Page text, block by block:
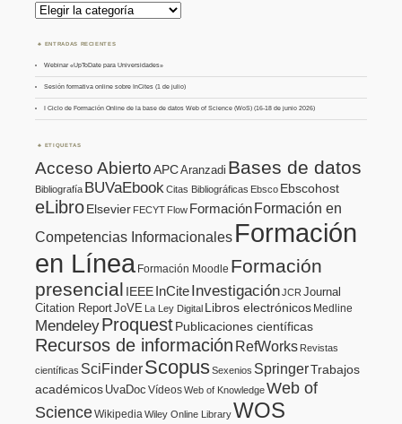
Buscar
por
Tema
ENTRADAS RECIENTES
Webinar «UpToDate para Universidades»
Sesión formativa online sobre InCites (1 de julio)
I Ciclo de Formación Online de la base de datos Web of Science (WoS) (16-18 de junio 2026)
ETIQUETAS
Acceso AbiertoAPCAranzadi Bases de datos
Bibliografía BUVaEbookCitas Bibliográficas Ebsco Ebscohost
eLibroElsevier FECYT Flow FormaciónFormación en
Competencias Informacionales Formación
en Línea Formación Moodle Formación
presencial IEEE InCiteInvestigaciónJCR Journal
Citation ReportJoVE La Ley Digital Libros electrónicos Medline
MendeleyProquestPublicaciones científicas
Recursos de información RefWorks Revistas
científicas SciFinderScopusSexenios SpringerTrabajos
académicos UvaDoc VídeosWeb of KnowledgeWeb of
ScienceWikipediaWiley Online LibraryWOS